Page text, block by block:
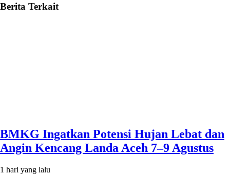
Berita Terkait
BMKG Ingatkan Potensi Hujan Lebat dan
Angin Kencang Landa Aceh 7–9 Agustus
1 hari yang lalu